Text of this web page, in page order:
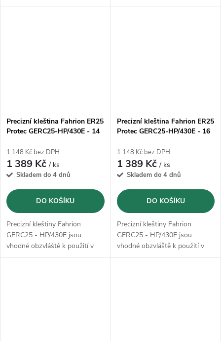
HSC oblasti, jakož i pro
HSC oblasti, jakož i pro
Precizní kleština Fahrion ER25
Protec GERC25-HP/430E - 14
1 148 Kč bez DPH
1 389 Kč/ ks
Skladem do 4 dnů
DO KOŠÍKU
Precizní kleštiny Fahrion
GERC25 - HP/430E jsou
vhodné obzvláště k použití v
HSC oblasti, jakož i pro
Precizní kleština Fahrion ER25
Protec GERC25-HP/430E - 16
1 148 Kč bez DPH
1 389 Kč/ ks
Skladem do 4 dnů
DO KOŠÍKU
Precizní kleštiny Fahrion
GERC25 - HP/430E jsou
vhodné obzvláště k použití v
HSC oblasti, jakož i pro